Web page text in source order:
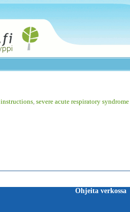
instructions severe acute respiratory syndrome
Ohjeita verkossa